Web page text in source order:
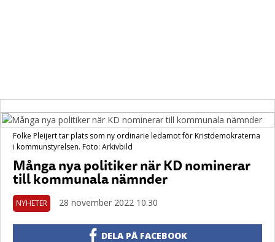
Folke Pleijert tar plats som ny ordinarie ledamot för Kristdemokraterna
i kommunstyrelsen. Foto: Arkivbild
Många nya politiker när KD nominerar
till kommunala nämnder
NYHETER 28 november 2022 10.30
DELA PÅ FACEBOOK